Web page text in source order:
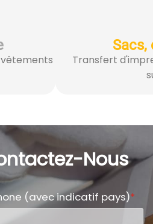
vêtements
Sacs,
Transfert
Nous
(avec indicatif pays)*